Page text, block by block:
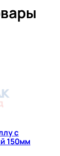
с
150мм